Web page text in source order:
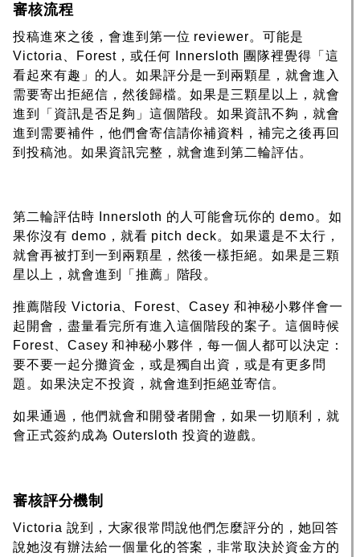
審核流程
投稿進來之後，會進到第一位 reviewer。可能是
Victoria、Forest，或任何 Innersloth 團隊裡覺得「這
看起來有趣」的人。如果評分是一到兩顆星，就會進入
需要寄出拒絕信，然後歸檔。如果是三顆星以上，就會
進到「資訊是否足夠」這個階段。如果資訊不夠，就會
進到需要補件，他們會寄信請你補資料，補完之後再回
到投稿池。如果資訊完整，就會進到第二輪評估。
第二輪評估時 Innersloth 的人可能會玩你的 demo。如
果你沒有 demo，就看 pitch deck。如果還是不太行，
就會再被打到一到兩顆星，然後一樣拒絕。如果是三顆
星以上，就會進到「推薦」階段。
推薦階段 Victoria、Forest、Casey 和神秘小夥伴會一
起開會，盡量看完所有進入這個階段的案子。這個時候
Forest、Casey 和神秘小夥伴，每一個人都可以決定：
要不要一起分攤資金，或是獨自出資，或是有更多問
題。如果決定不投資，就會進到拒絕並寄信。
如果通過，他們就會和開發者開會，如果一切順利，就
會正式簽約成為 Outersloth 投資的遊戲。
審核評分機制
Victoria 說到，大家很常問說他們怎麼評分的，她回答
說她沒有辦法給一個量化的答案，非常取決於資金方的